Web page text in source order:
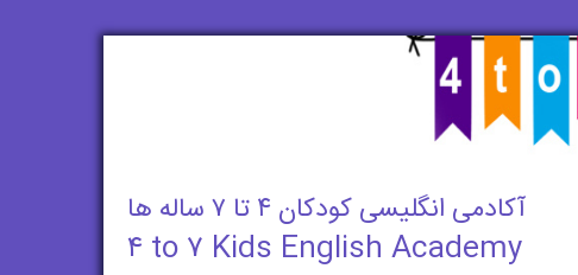
آکادمی انگلیسی کودکان ۴ تا ۷ ساله ها
۴ to ۷ Kids English Academy